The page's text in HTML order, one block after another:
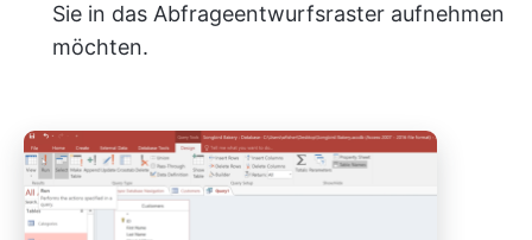
Sie in das Abfrageentwurfsraster aufnehmen
möchten.